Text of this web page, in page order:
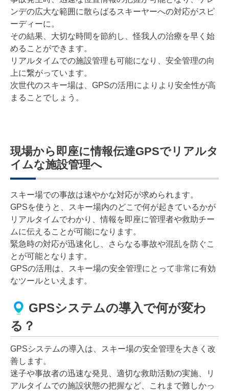
ンデの広大な範囲に散らばるスキーヤーへの対応がスピ
ーディーに。
その結果、大切な時間を節約し、怪我人の治療を早く始
めることができます。
リアルタイムでの施設管理も可能になり、安全管理の向
上に繋がっています。
次世代のスキー場は、GPSの活用によりより安全性が高
まることでしょう。
現場から即座に情報伝達GPSでリアルタ
イムな施設管理へ
スキー場での事故は速やかな対応が求められます。
GPSを使うと、スキー場内のどこで何が起きているかが
リアルタイムでわかり、情報を即座に管理者や救助チー
ムに伝えることが可能になります。
緊急時の対応が迅速化し、さらなる事故や混乱を防ぐこ
とが可能となります。
GPSの活用は、スキー場の安全管理にとって非常に有効
なツールといえます。
GPSシステムの導入で何が変わ
る？
GPSシステムの導入は、スキー場の安全管理を大きく改
善します。
迷子や事故者の迅速な発見、適切な救助活動の実施、リ
アルタイムでの施設状態の把握など、これまで難しかっ